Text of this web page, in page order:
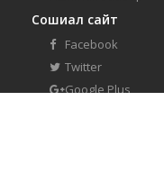
Сошиал сайт
Facebook
Twitter
Google Plus